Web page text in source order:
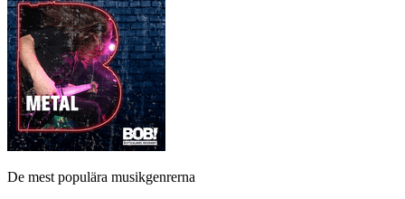
De mest populära musikgenrerna